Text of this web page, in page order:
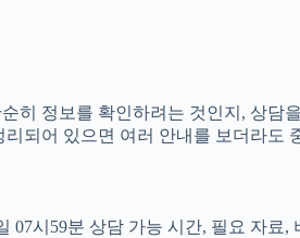
히 정보를 확인하려는 것인지, 상담
되어 있으면 여러 안내를 보더라도
시59분 상담 가능 시간, 필요 자료,